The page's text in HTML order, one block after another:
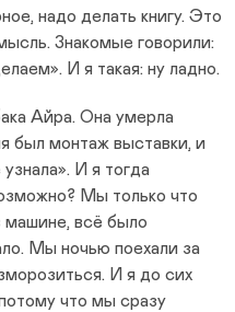
надо делать книгу. Это
Знакомые говорили:
И я такая: ну ладно.
Айра. Она умерла
был монтаж выставки, и
И я тогда
Мы только что
машине, всё было
Мы ночью поехали за
И я до сих
что мы сразу